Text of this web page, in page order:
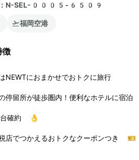
N-SEL-0005-6509
福岡空港
徴
NEWTにおまかせでおトクに旅行
停留所が徒歩圏内！便利なホテルに宿泊
確約 👌
店でつかえるおトクなクーポンつき 🎫